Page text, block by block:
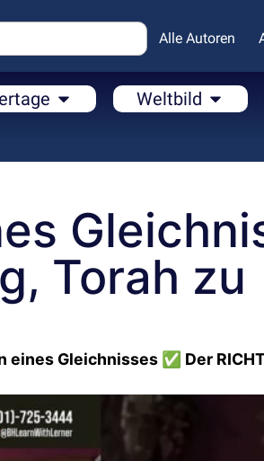
Alle Autoren
Weltbild
Torah zu
Gleichnisses ✅ Der